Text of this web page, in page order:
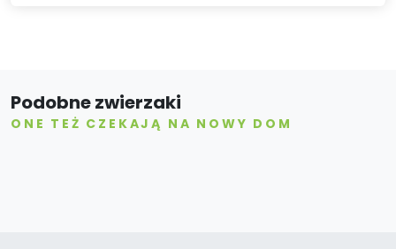
Podobne zwierzaki
ONE TEŻ CZEKAJĄ NA NOWY DOM